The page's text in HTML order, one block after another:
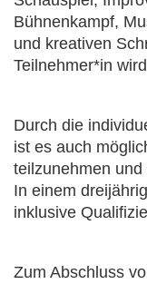
Bühnenkampf,
und kreativen
Teilnehmer*in
Durch die
ist es auch
teilzunehmen
In einem
inklusive
Zum Abschluss